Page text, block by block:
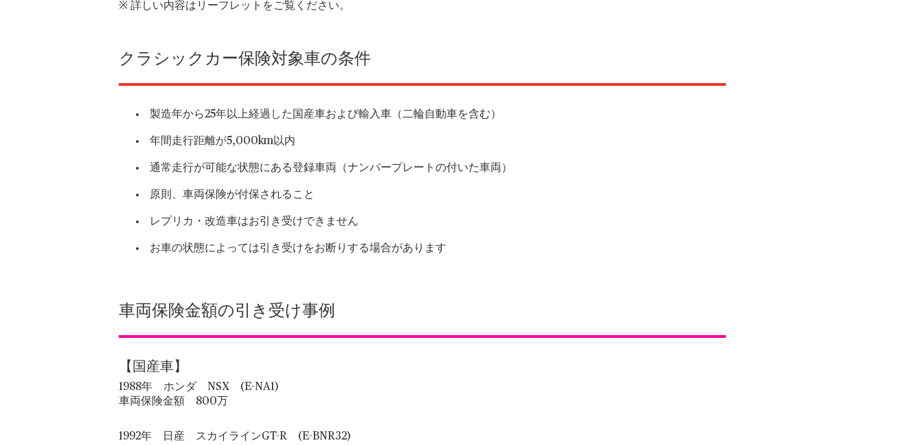
※ 詳しい内容はリーフレットをご覧ください。
クラシックカー保険対象車の条件
製造年から25年以上経過した国産車および輸入車（二輪自動車を含む）
年間走行距離が5,000km以内
通常走行が可能な状態にある登録車両（ナンバープレートの付いた車両）
原則、車両保険が付保されること
レプリカ・改造車はお引き受けできません
お車の状態によっては引き受けをお断りする場合があります
車両保険金額の引き受け事例
【国産車】
1988年 ホンダ NSX (E-NA1)
車両保険金額 800万
1992年 日産 スカイラインGT-R (E-BNR32)